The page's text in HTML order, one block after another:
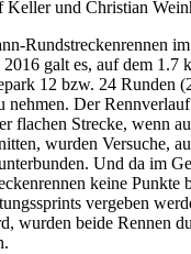
Keller und Christian
Rundstreckenrennen
2016 galt es, auf dem 1.7
12 bzw. 24 Runden
nehmen. Der
flachen Strecke, wenn
wurden Versuche,
Und da im
keine Punkte
vergeben
wurden beide Rennen